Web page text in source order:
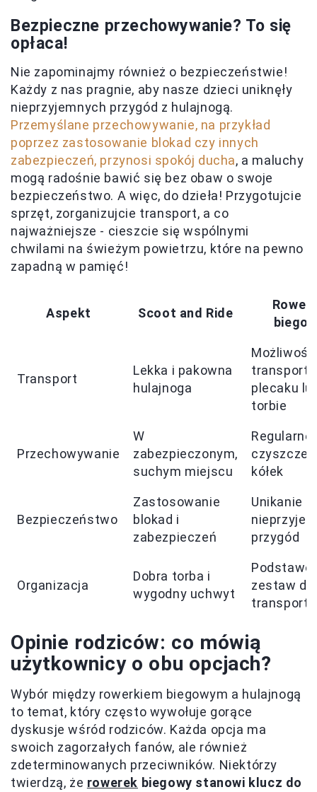
Bezpieczne przechowywanie? To się
opłaca!
Nie zapominajmy również o bezpieczeństwie!
Każdy z nas pragnie, aby nasze dzieci uniknęły
nieprzyjemnych przygód z hulajnogą.
Przemyślane przechowywanie, na przykład
poprzez zastosowanie blokad czy innych
zabezpieczeń, przynosi spokój ducha, a maluchy
mogą radośnie bawić się bez obaw o swoje
bezpieczeństwo. A więc, do dzieła! Przygotujcie
sprzęt, zorganizujcie transport, a co
najważniejsze - cieszcie się wspólnymi
chwilami na świeżym powietrzu, które na pewno
zapadną w pamięć!
Aspekt Scoot and Ride
Transport
Lekka i pakowna
hulajnoga
Możliwość
plecaku
torbie
Przechowywanie
W
zabezpieczonym,
suchym miejscu
Regularne
kółek
Bezpieczeństwo
Zastosowanie
blokad i
zabezpieczeń
Unikanie
przygód
Organizacja
Dobra torba i
wygodny uchwyt
zestaw do
transportu
Opinie rodziców: co mówią
użytkownicy o obu opcjach?
Wybór między rowerkiem biegowym a hulajnogą
to temat, który często wywołuje gorące
dyskusje wśród rodziców. Każda opcja ma
swoich zagorzałych fanów, ale również
zdeterminowanych przeciwników. Niektórzy
twierdzą, że rowerek biegowy stanowi klucz do